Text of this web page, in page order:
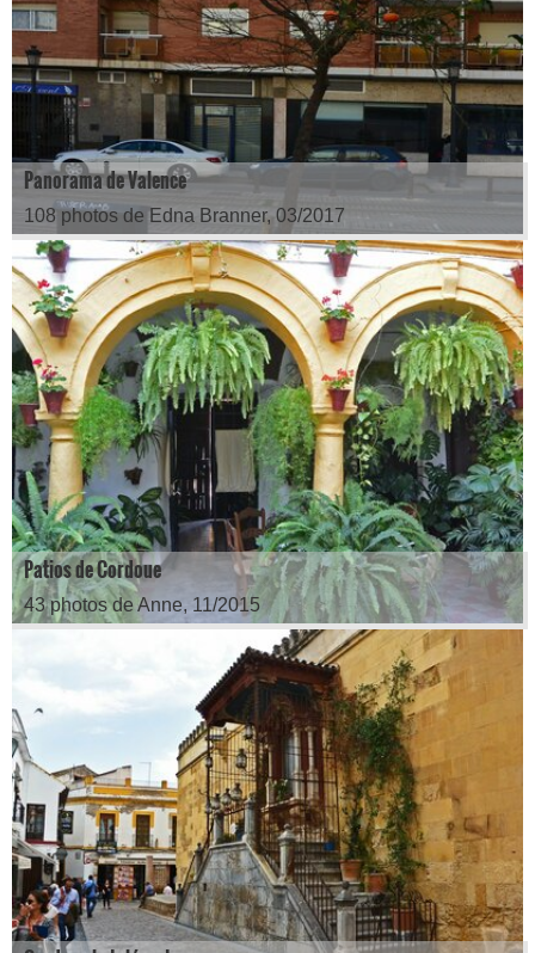
Panorama de Valence
108 photos de Edna Branner, 03/2017
Patios de Cordoue
43 photos de Anne, 11/2015